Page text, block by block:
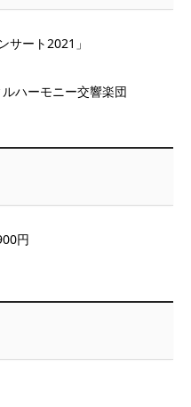
サート2021」
ハーモニー交響楽団
円